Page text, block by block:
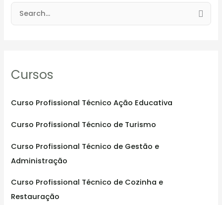
c
f
r
:
Cursos
Curso Profissional Técnico Ação Educativa
Curso Profissional Técnico de Turismo
Curso Profissional Técnico de Gestão e
Administração
Curso Profissional Técnico de Cozinha e
Restauração